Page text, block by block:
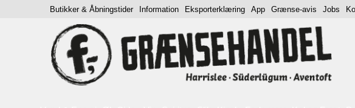
Butikker & Åbningstider Information Eksporterklæring App Grænse-avis Jobs